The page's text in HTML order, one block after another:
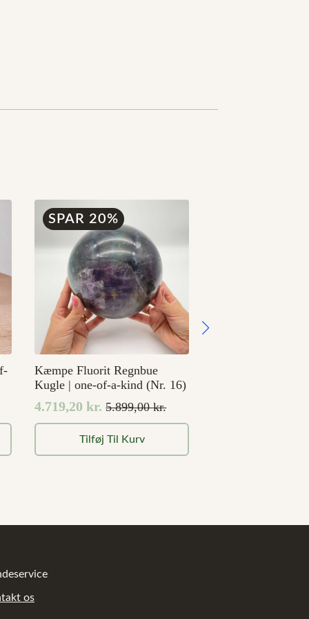
SPAR 20%
Kæmpe Fluorit Regnbue
Kugle | one-of-a-kind (Nr. 16)
5.899,00kr.
Den
oprindelige
4.719,20kr.
Den
aktuelle
Tilføj Til Kurv
os